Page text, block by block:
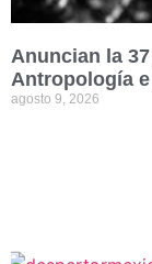
Anuncian la
Antropología
agosto 9, 2026